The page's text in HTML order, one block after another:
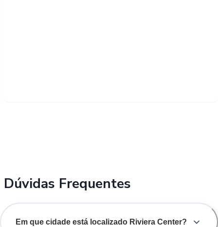
Dúvidas Frequentes
Em que cidade está localizado Riviera Center?